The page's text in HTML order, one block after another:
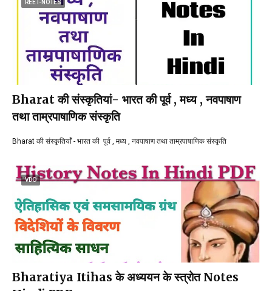
REET-NOTES
Bharat की संस्कृतियां- भारत की पूर्व , मध्य , नवपाषाण
तथा ताम्रपाषाणिक संस्कृति
Bharat की संस्कृतियाँ - भारत की पूर्व , मध्य , नवपाषाण तथा ताम्रपाषाणिक संस्कृति
VDO
Bharatiya Itihas के अध्ययन के स्त्रोत Notes